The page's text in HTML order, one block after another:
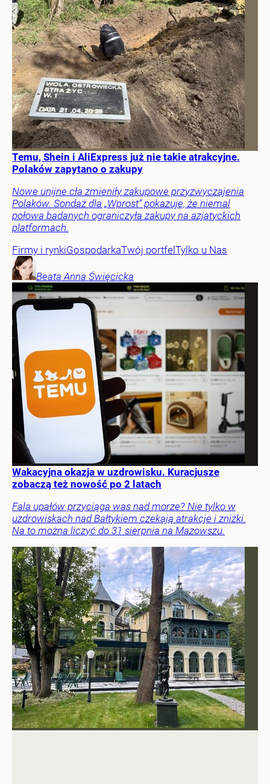
Temu, Shein i AliExpress już nie takie atrakcyjne.
Polaków zapytano o zakupy
Nowe unijne cła zmieniły zakupowe przyzwyczajenia
Polaków. Sondaż dla „Wprost” pokazuje, że niemal
połowa badanych ograniczyła zakupy na azjatyckich
platformach.
Firmy i rynkiGospodarkaTwój portfel Tylko u Nas
Beata Anna Święcicka
Wakacyjna okazja w uzdrowisku. Kuracjusze
zobaczą też nowość po 2 latach
Fala upałów przyciąga was nad morze? Nie tylko w
uzdrowiskach nad Bałtykiem czekają atrakcje i zniżki.
Na to można liczyć do 31 sierpnia na Mazowszu.